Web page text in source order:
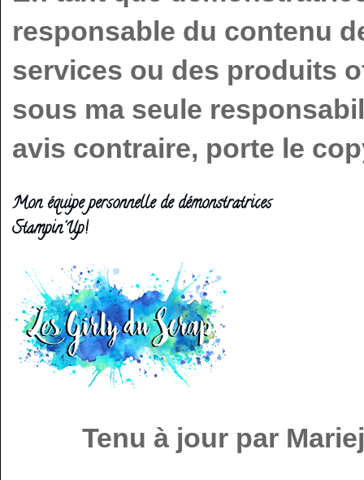
responsable du contenu
services ou des produits
sous ma seule
avis contraire, porte le
Mon équipe personnelle de démonstratrices
Stampin'Up!
Tenu à jour par